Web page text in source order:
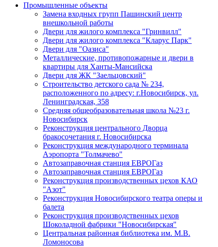
Промышленные объекты
Замена входных групп Пашинский центр
внешкольной работы
Двери для жилого комплекса "Гринвилл"
Двери для жилого комплекса "Кларус Парк"
Двери для "Оазиса"
Металлические, противопожарные и двери в
квартиры для Ханты-Мансийска
Двери для ЖК "Заельцовский"
Строительство детского сада № 234,
расположенного по адресу: г.Новосибирск, ул.
Ленинградская, 358
Средняя общеобразовательная школа №23 г.
Новосибирск
Реконструкция центрального Дворца
бракосочетания г. Новосибирска
Реконструкция международного терминала
Аэропорта "Толмачево"
Автозаправочная станция ЕВРОГаз
Автозаправочная станция ЕВРОГаз
Реконструкция производственных цехов КАО
"Азот"
Реконструкция Новосибирского театра оперы и
балета
Реконструкция производственных цехов
Шоколадной фабрики "Новосибирская"
Центральная районная библиотека им. М.В.
Ломоносова